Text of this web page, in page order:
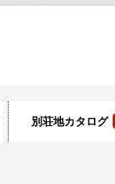
別荘地カタログ